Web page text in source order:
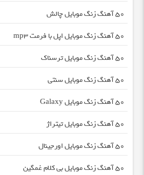
50 آهنگ زنگ موبایل چالش
50 آهنگ زنگ موبایل اپل با فرمت mp3
50 آهنگ زنگ موبایل ترسناک
50 آهنگ زنگ موبایل سنتی
50 آهنگ زنگ موبایل Galaxy
50 آهنگ زنگ موبایل تیتراژ
50 آهنگ زنگ موبایل اورجینال
50 آهنگ زنگ موبایل بی کلام غمگین